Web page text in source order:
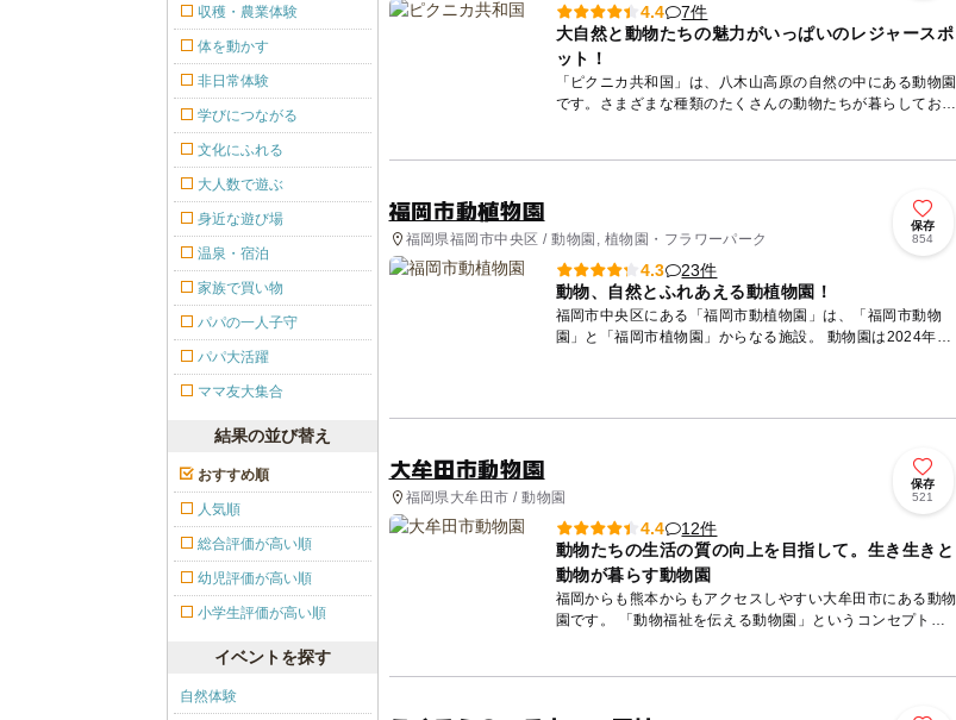
4.4
7件
大自然と動物たちの魅力がいっぱいのレジャースポ
ット！
「ピクニカ共和国」は、八木山高原の自然の中にある動物園
です。さまざまな種類のたくさんの動物たちが暮らしてお
福岡市動植物園
福岡県福岡市中央区 / 動物園, 植物園・フラワーパーク
保存
854
4.3
23件
動物、自然とふれあえる動植物園！
福岡市中央区にある「福岡市動植物園」は、「福岡市動物
園」と「福岡市植物園」からなる施設。 動物園は2024年時
大牟田市動物園
福岡県大牟田市 / 動物園
保存
521
4.4
12件
動物たちの生活の質の向上を目指して。生き生きと
動物が暮らす動物園
福岡からも熊本からもアクセスしやすい大牟田市にある動物
園です。 「動物福祉を伝える動物園」というコンセプトの
収穫・農業体験
体を動かす
非日常体験
学びにつながる
文化にふれる
大人数で遊ぶ
身近な遊び場
温泉・宿泊
家族で買い物
パパの一人子守
パパ大活躍
ママ友大集合
結果の並び替え
おすすめ順
人気順
総合評価が高い順
幼児評価が高い順
小学生評価が高い順
イベントを探す
自然体験